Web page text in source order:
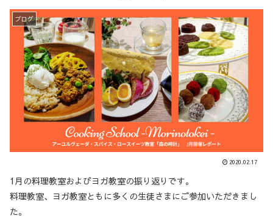
ブログ
2020.02.17
1月の料理教室およびヨガ教室の振り返りです。
料理教室、ヨガ教室ともに多くの生徒さまにご参加いただきまし
た。